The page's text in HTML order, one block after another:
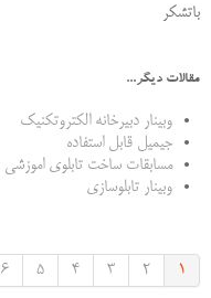
باتشکر
مقالات دیگر...
وبینار دبیرخانه الکتروتکنیک
جیمیل قابل استفاده
مسابقات ساخت تابلوی اموزشی
وبینار تابلوسازی
1
2
3
4
5
6